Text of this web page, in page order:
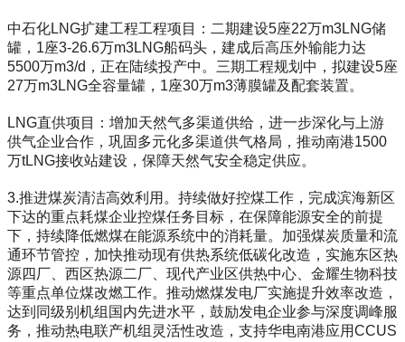
中石化LNG扩建工程工程项目：二期建设5座22万m3LNG储
罐，1座3-26.6万m3LNG船码头，建成后高压外输能力达
5500万m3/d，正在陆续投产中。三期工程规划中，拟建设5座
27万m3LNG全容量罐，1座30万m3薄膜罐及配套装置。
LNG直供项目：增加天然气多渠道供给，进一步深化与上游
供气企业合作，巩固多元化多渠道供气格局，推动南港1500
万tLNG接收站建设，保障天然气安全稳定供应。
3.推进煤炭清洁高效利用。持续做好控煤工作，完成滨海新区
下达的重点耗煤企业控煤任务目标，在保障能源安全的前提
下，持续降低燃煤在能源系统中的消耗量。加强煤炭质量和流
通环节管控，加快推动现有供热系统低碳化改造，实施东区热
源四厂、西区热源二厂、现代产业区供热中心、金耀生物科技
等重点单位煤改燃工作。推动燃煤发电厂实施提升效率改造，
达到同级别机组国内先进水平，鼓励发电企业参与深度调峰服
务，推动热电联产机组灵活性改造，支持华电南港应用CCUS